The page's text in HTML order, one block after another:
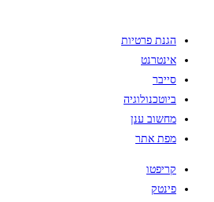
הגנת פרטיות
אינטרנט
סייבר
ביוטכנולוגיה
מחשוב ענן
מפת אתר
קריפטו
פינטק